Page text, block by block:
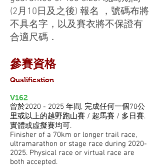
(2月10日及之後) 報名 ，號碼布將
不具名字，以及賽衣將不保證有
合適尺碼．
參賽資格​
Qualification
V162
曾於2020 - 2025 年間, 完成任何一個70公
里或以上的越野跑山賽 / 超馬賽 / 多日賽.
實體或虛擬賽均可.
Finisher of a 70km or longer trail race,
ultramarathon or stage race during 2020-
2025. Physical race or virtual race are
both accepted.